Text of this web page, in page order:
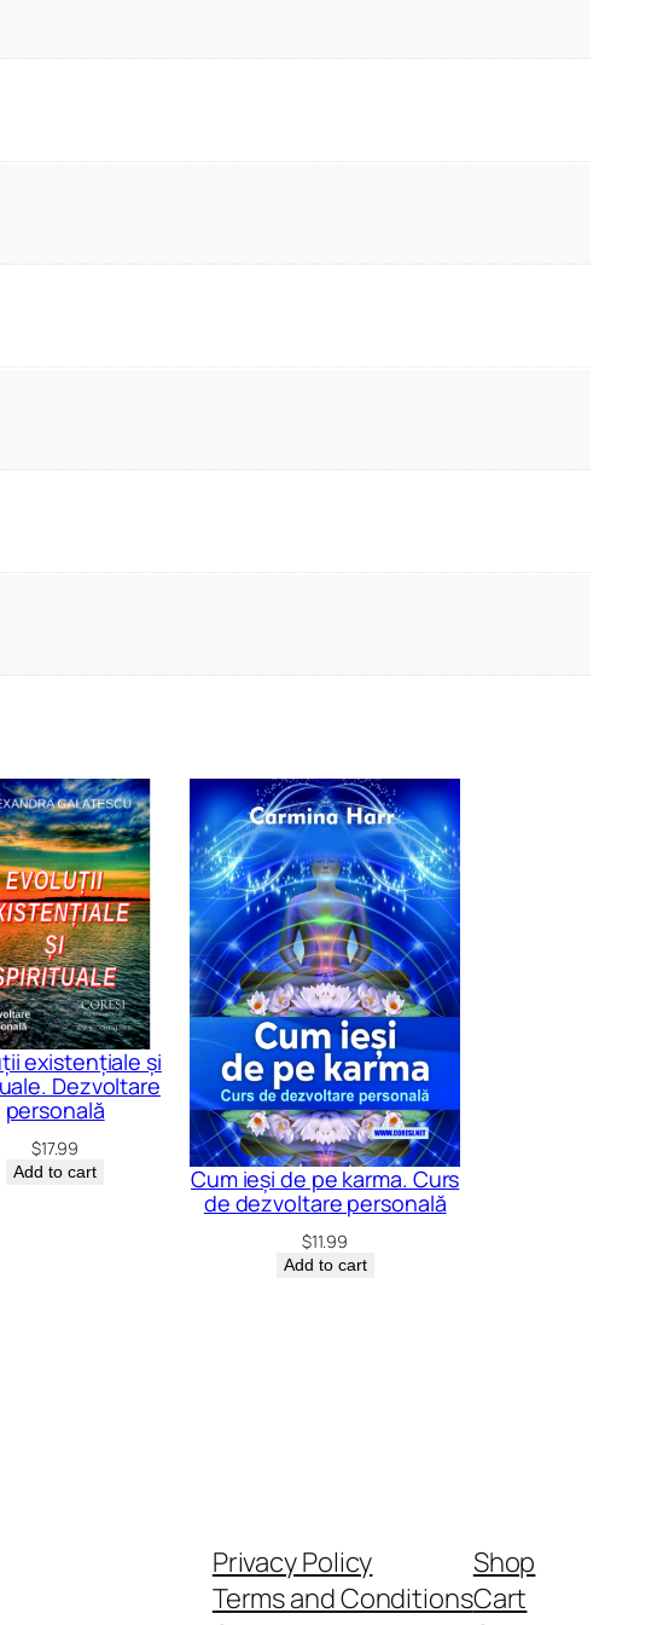
existențiale și
Dezvoltare
personală
$17.99
Add to cart
Cum ieși de pe karma. Curs
de dezvoltare personală
$11.99
Add to cart
Privacy Policy
Terms and Conditions
Shop
Cart